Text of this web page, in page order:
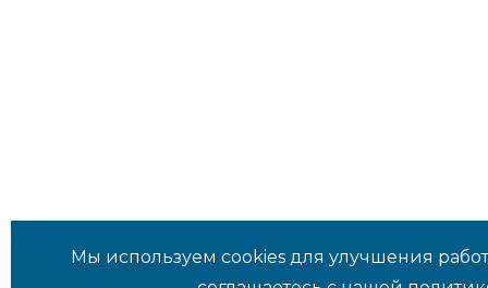
Мы используем cookies для улучшения